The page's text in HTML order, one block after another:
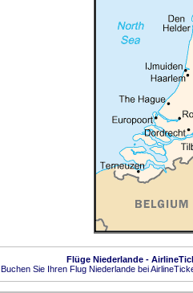
Flüge Niederlande -
Buchen Sie Ihren Flug Niederlande bei